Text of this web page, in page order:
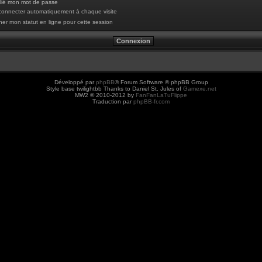
mon mot de passe
automatiquement à chaque visite
mon statut en ligne pour cette session
Développé par phpBB® Forum Software © phpBB Group
Style base twilightbb Thanks to Daniel St. Jules of Gamexe.net
MW2 © 2010-2012 by FanFanLaTuFlippe
Traduction par phpBB-fr.com